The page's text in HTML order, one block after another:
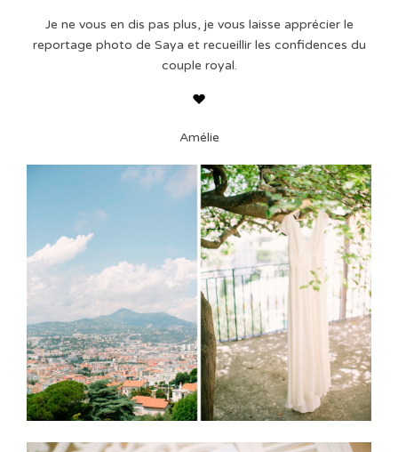
Je ne vous en dis pas plus, je vous laisse apprécier le
reportage photo de Saya et recueillir les confidences du
couple royal.
Amélie